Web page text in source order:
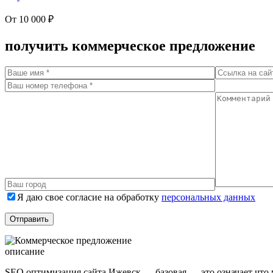
От 10 000 ₽
получить коммерческое предложение
Я даю свое согласие на обработку персональных данных
описание